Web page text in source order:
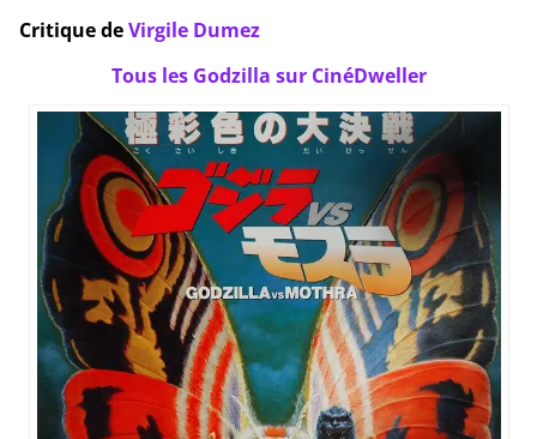
Critique deVirgile Dumez
Tous les Godzilla sur CinéDweller